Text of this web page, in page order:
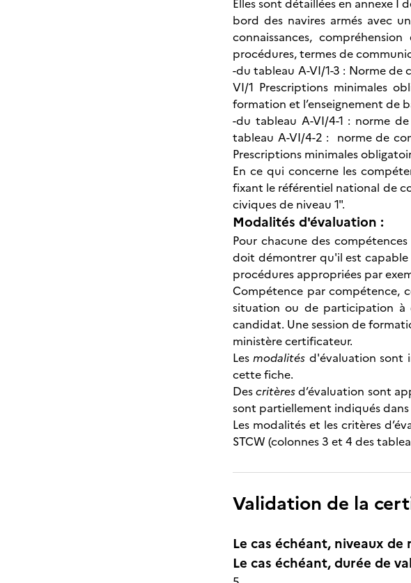
Elles sont détaillées en annexe I
bord des navires armés avec
connaissances,
procédures, termes de
-du tableau A-VI/1-3 : Norme de
VI/1 Prescriptions minimales
formation et l’enseignement de
-du tableau A-VI/4-1 : norme
tableau A-VI/4-2 : norme de
Prescriptions minimales
En ce qui concerne les
fixant le référentiel national de
civiques de niveau 1".
Modalités d'évaluation :
Pour chacune des
doit démontrer qu'il est capable
procédures appropriées par
Compétence par compétence,
situation ou de participation à
candidat. Une session de
ministère certificateur.
Lesmodalités d'évaluation sont
cette fiche.
Descritèresd’évaluation sont
sont partiellement indiqués
Les modalités et les critères
STCW (colonnes 3 et 4 des
Validation de la
Le cas échéant, niveaux
Le cas échéant, durée de